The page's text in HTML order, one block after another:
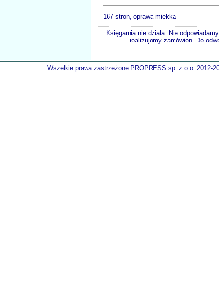
167 stron, oprawa miękka
Księgarnia nie działa. Nie
realizujemy zamówien. Do
Wszelkie prawa zastrzeżone PROPRESS sp. z o.o. 2012-